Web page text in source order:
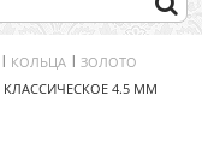
КОЛЬЦА ЗОЛОТО
4.5 ММ